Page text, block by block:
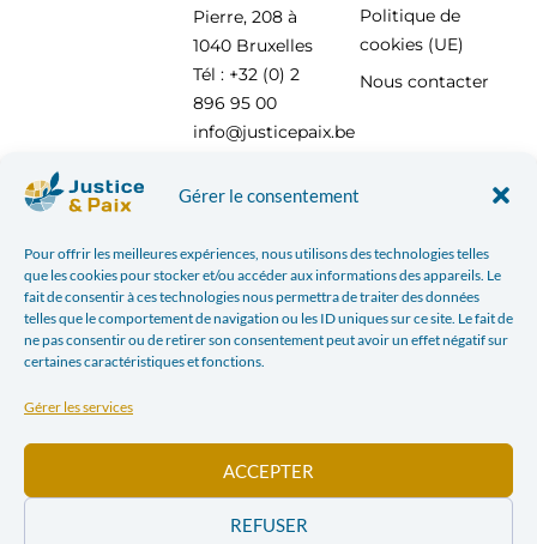
Gérer le consentement
Pour offrir les meilleures expériences, nous utilisons des technologies telles
que les cookies pour stocker et/ou accéder aux informations des appareils. Le
fait de consentir à ces technologies nous permettra de traiter des données
telles que le comportement de navigation ou les ID uniques sur ce site. Le fait de
ne pas consentir ou de retirer son consentement peut avoir un effet négatif sur
certaines caractéristiques et fonctions.
Gérer les services
ACCEPTER
REFUSER
Pierre, 208 à
1040 Bruxelles
Tél : +32 (0) 2
896 95 00
info@justicepaix.be
Politique de
cookies (UE)
Nous contacter